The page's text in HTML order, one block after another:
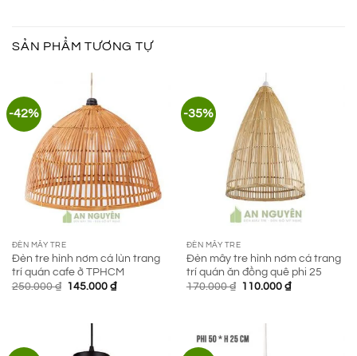
SẢN PHẨM TƯƠNG TỰ
-42%
ĐÈN MÂY TRE
Đèn tre hình nơm cá lùn trang
trí quán cafe ở TPHCM
250.000₫ Giá
145.000 ₫Giá
-35%
ĐÈN MÂY TRE
Đèn mây tre hình nơm cá trang
trí quán ăn đồng quê phi 25
170.000₫ Giá
110.000 ₫Giá